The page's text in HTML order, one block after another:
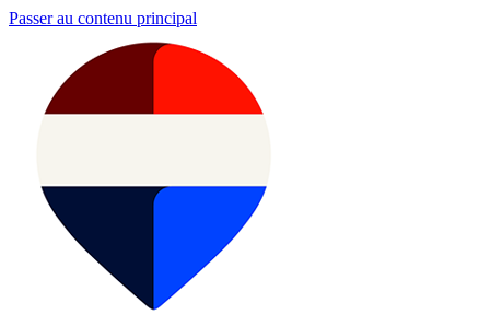
Passer au contenu principal